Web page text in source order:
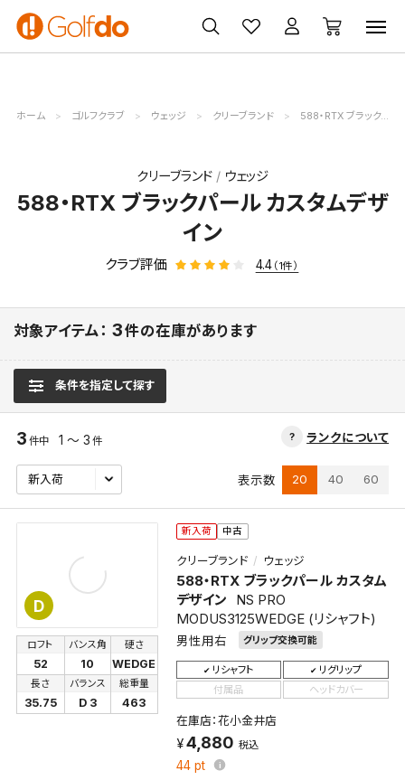
ゴルフ
クラブ
ゴルフ用品
買取
無料査定
クーポン
一覧
ホーム ゴルフクラブ ウェッジ クリーブランド 588・RTX ブラックパール カスタムデザイン
クリーブランド ウェッジ
588・RTX ブラックパール カスタムデザ
イン
クラブ評価 4.4 （1件）
対象アイテム： 3件の在庫があります
条件を指定して探す
ランクについて
3 件中 1 ～ 3 件
表示数 20 40 60
D
新入荷 中古
クリーブランド ウェッジ
588・RTX ブラックパール カスタム
デザイン
NS PRO
MODUS3125WEDGE (リシャフト)
男性用右 グリップ交換可能
ロフト
52
バンス角
10
硬さ
WEDGE
長さ
35.75
バランス
D 3
総重量
463
リシャフト
リグリップ
付属品
ヘッドカバー
在庫店：花小金井店
4,880 税込
44 pt